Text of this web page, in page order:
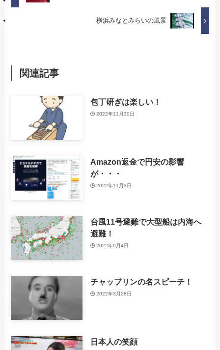
横浜みなとみらいの風景
関連記事
包丁研ぎは楽しい！
2022年11月30日
Amazon返金で円安の影響
が・・・
2022年11月3日
台風11号避難で大型船は内海へ
避難！
2022年9月4日
チャップリンの名スピーチ！
2022年3月28日
日本人の笑顔